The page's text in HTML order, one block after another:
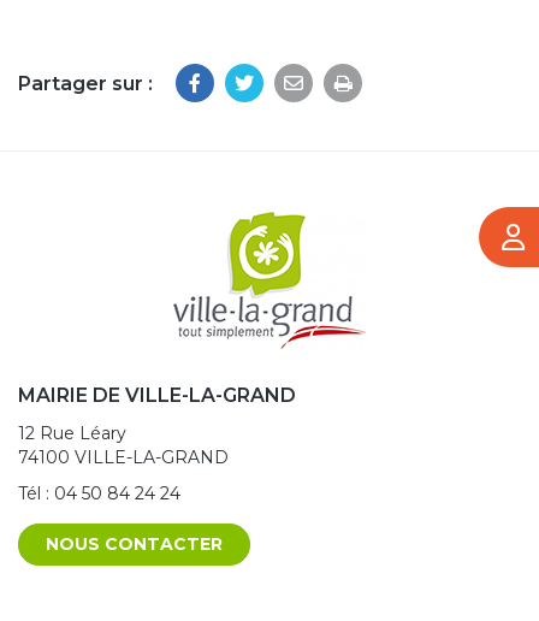
Partager sur : Imprimer la page
MAIRIE DE VILLE-LA-GRAND
12 Rue Léary
74100 VILLE-LA-GRAND
Tél : 04 50 84 24 24
NOUS CONTACTER